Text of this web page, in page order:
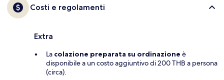
Costi e regolamenti
Extra
La colazione preparata su ordinazione è
disponibile a un costo aggiuntivo di 200 THB a persona
(circa).